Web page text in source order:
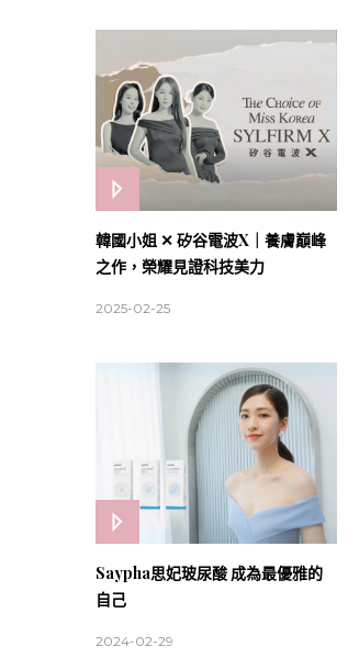
韓國小姐 ✕ 矽谷電波X｜養膚巔峰
之作，榮耀見證科技美力
2025-02-25
Saypha思妃玻尿酸 成為最優雅的
自己
2024-02-29